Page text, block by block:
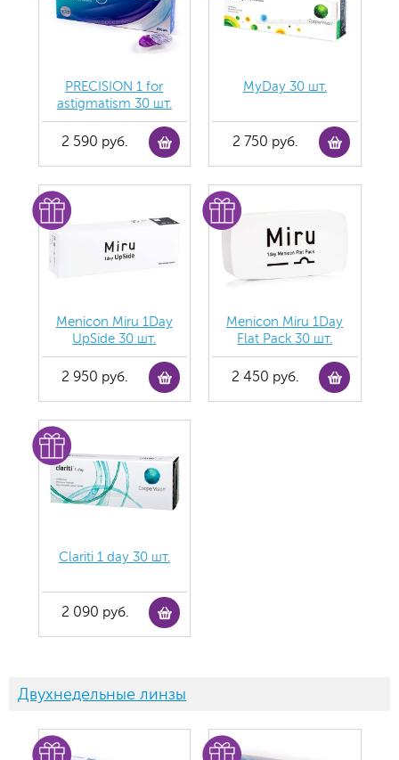
PRECISION 1 for
astigmatism 30 шт.
2 590 руб.
MyDay 30 шт.
2 750 руб.
Menicon Miru 1Day
UpSide 30 шт.
2 950 руб.
Menicon Miru 1Day
Flat Pack 30 шт.
2 450 руб.
Clariti 1 day 30 шт.
2 090 руб.
Двухнедельные линзы